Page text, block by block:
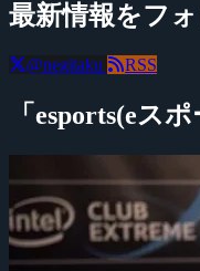
最新情報をフ
@negitaku RSS
「esports(eス